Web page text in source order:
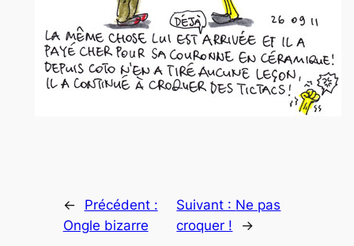
←
Précédent :
Ongle bizarre
Suivant : Ne pas
croquer !
→